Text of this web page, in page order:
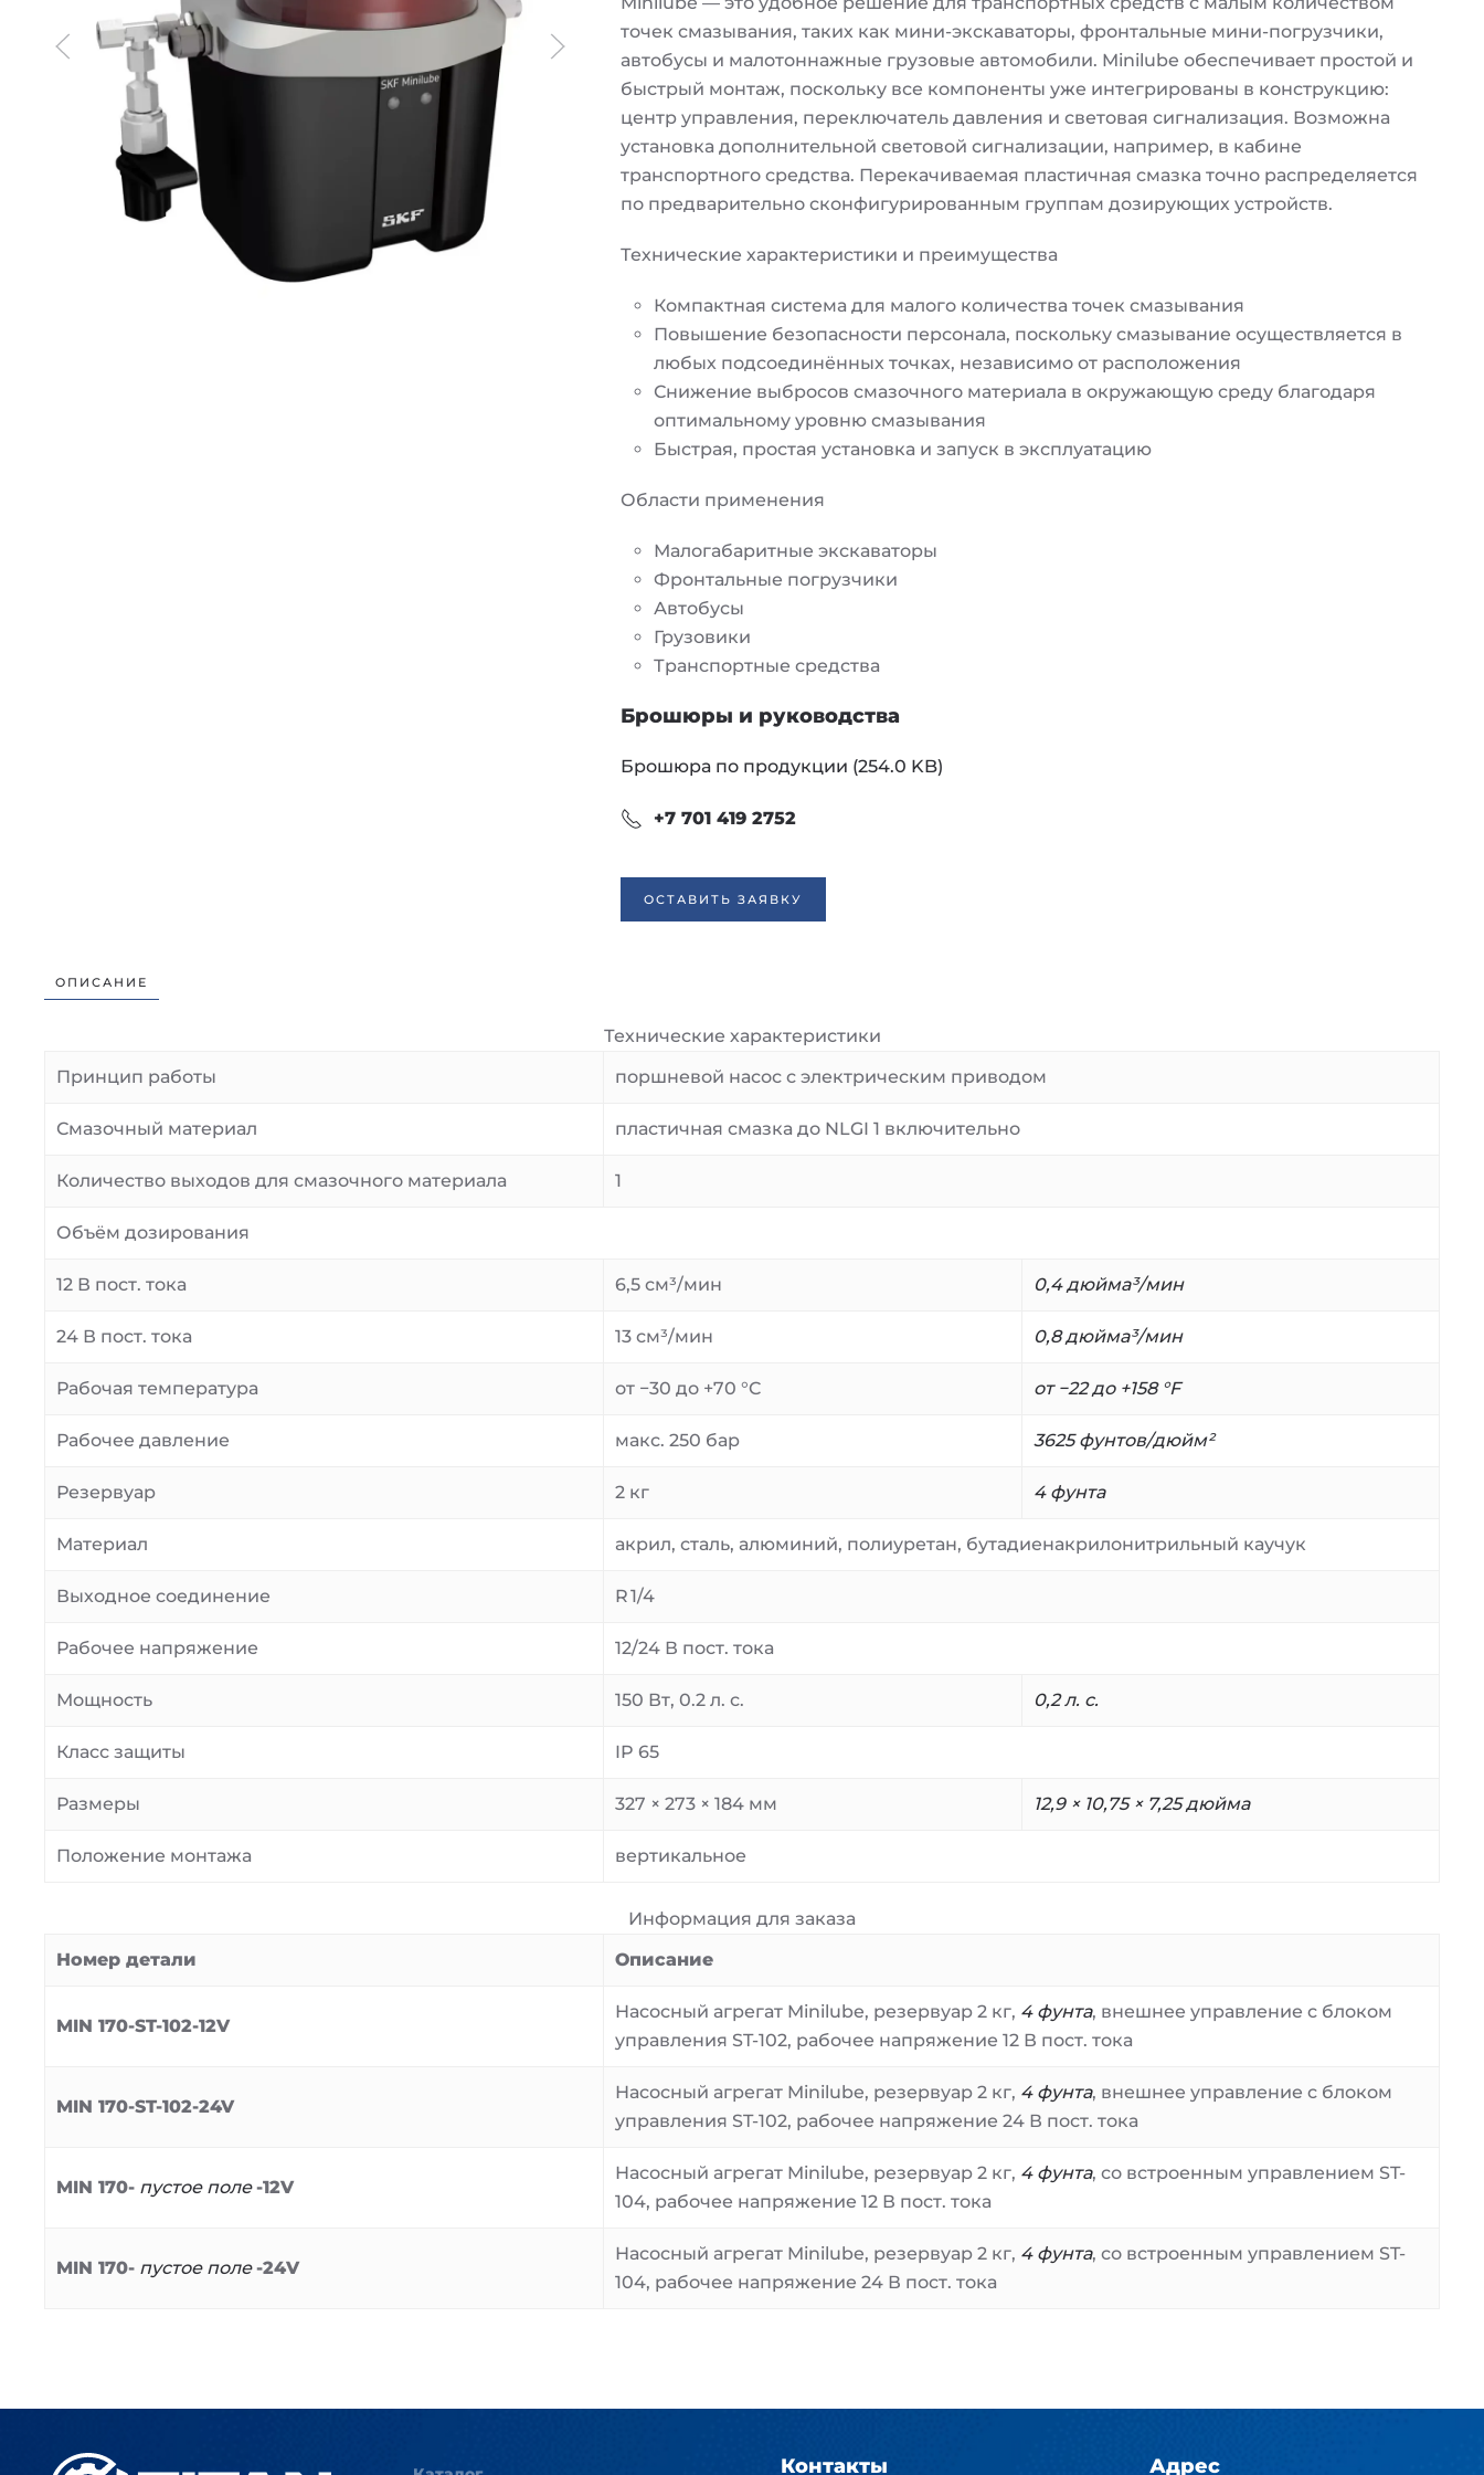
точек смазывания, таких как мини-экскаваторы, фронтальные мини-погрузчики,
автобусы и малотоннажные грузовые автомобили. Minilube обеспечивает простой и
быстрый монтаж, поскольку все компоненты уже интегрированы в конструкцию:
центр управления, переключатель давления и световая сигнализация. Возможна
установка дополнительной световой сигнализации, например, в кабине
транспортного средства. Перекачиваемая пластичная смазка точно распределяется
по предварительно сконфигурированным группам дозирующих устройств.
Технические характеристики и преимущества
Компактная система для малого количества точек смазывания
Повышение безопасности персонала, поскольку смазывание осуществляется в
любых подсоединённых точках, независимо от расположения
Снижение выбросов смазочного материала в окружающую среду благодаря
оптимальному уровню смазывания
Быстрая, простая установка и запуск в эксплуатацию
Области применения
Малогабаритные экскаваторы
Фронтальные погрузчики
Автобусы
Грузовики
Транспортные средства
Брошюры и руководства
Брошюра по продукции (254.0 KB)
+7 701 419 2752
ОСТАВИТЬ ЗАЯВКУ
ОПИСАНИЕ
Технические характеристики
Принцип работы
поршневой насос с электрическим приводом
Смазочный материал пластичная смазка до NLGI 1 включительно
Количество выходов для смазочного материала 1
Объём дозирования
12 В пост. тока 6,5 см³/мин 0,4 дюйма³/мин
24 В пост. тока 13 см³/мин 0,8 дюйма³/мин
Рабочая температура от −30 до +70 °C от −22 до +158 °F
Рабочее давление макс. 250 бар 3625 фунтов/дюйм²
Резервуар 2 кг 4 фунта
Материал акрил, сталь, алюминий, полиуретан, бутадиенакрилонитрильный каучук
Выходное соединение R 1/4
Рабочее напряжение 12/24 В пост. тока
Мощность 150 Вт, 0.2 л. с. 0,2 л. с.
Класс защиты IP 65
Размеры 327 × 273 × 184 мм 12,9 × 10,75 × 7,25 дюйма
Положение монтажа вертикальное
Информация для заказа
Номер детали
Описание
MIN 170-ST-102-12V
Насосный агрегат Minilube, резервуар 2 кг, 4 фунта, внешнее управление с блоком
управления ST-102, рабочее напряжение 12 В пост. тока
MIN 170-ST-102-24V
Насосный агрегат Minilube, резервуар 2 кг, 4 фунта, внешнее управление с блоком
управления ST-102, рабочее напряжение 24 В пост. тока
MIN 170- пустое поле -12V
Насосный агрегат Minilube, резервуар 2 кг, 4 фунта, со встроенным управлением ST-
104, рабочее напряжение 12 В пост. тока
MIN 170- пустое поле -24V
Насосный агрегат Minilube, резервуар 2 кг, 4 фунта, со встроенным управлением ST-
104, рабочее напряжение 24 В пост. тока
Контакты Адрес